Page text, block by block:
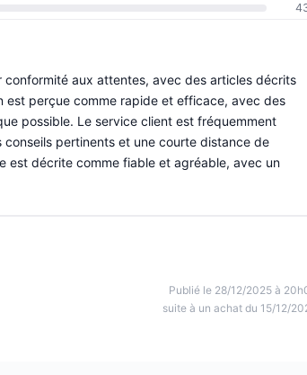
aux attentes, avec des articles décrits
est perçue comme rapide et efficace, avec des
possible. Le service client est fréquemment
pertinents et une courte distance de
est décrite comme fiable et agréable, avec un
Publié le 28/12/2025 à
suite à un achat du 15/12/